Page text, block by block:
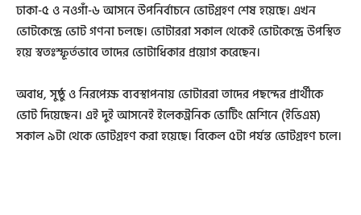
ঢাকা-৫ ও নওগাঁ-৬ আসনে উপনির্বাচনে ভোটগ্রহণ শেষ হয়েছে। এখন
ভোটকেন্দ্রে ভোট গণনা চলছে। ভোটাররা সকাল থেকেই ভোটকেন্দ্রে উপস্থিত
হয়ে স্বতঃস্ফূর্তভাবে তাদের ভোটাধিকার প্রয়োগ করেছেন।
অবাধ, সুষ্ঠু ও নিরপেক্ষ ব্যবস্থাপনায় ভোটাররা তাদের পছন্দের প্রার্থীকে
ভোট দিয়েছেন। এই দুই আসনেই ইলেকট্রনিক ভোটিং মেশিনে (ইভিএম)
সকাল ৯টা থেকে ভোটগ্রহণ করা হয়েছে। বিকেল ৫টা পর্যন্ত ভোটগ্রহণ চলে।